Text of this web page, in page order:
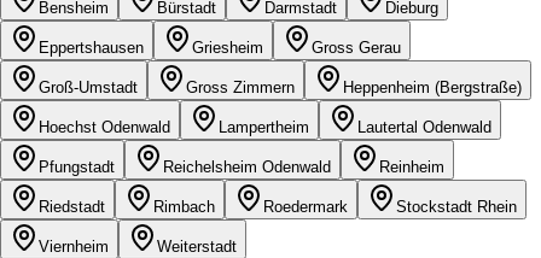
Bensheim Bürstadt Darmstadt Dieburg
Eppertshausen Griesheim Gross Gerau
Groß-Umstadt Gross Zimmern Heppenheim (Bergstraße)
Hoechst Odenwald Lampertheim Lautertal Odenwald
Pfungstadt Reichelsheim Odenwald Reinheim
Riedstadt Rimbach Roedermark Stockstadt Rhein
Viernheim Weiterstadt